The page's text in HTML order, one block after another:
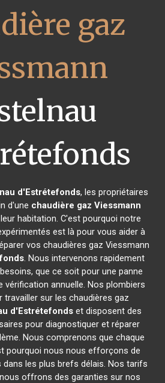
gaz
d'Estrétefonds, les propriétaires
d'une chaudière gaz Viessmann
habitation. C'est pourquoi notre
est là pour vous aider à
vos chaudières gaz Viessmann
. Nous intervenons rapidement
que ce soit pour une panne
vérification annuelle. Nos plombiers
sur les chaudières gaz
d'Estrétefondset disposent des
pour diagnostiquer et réparer
Nous comprenons que chaque
pourquoi nous nous efforçons de
dans les plus brefs délais. Nos tarifs
offrons des garanties sur nos